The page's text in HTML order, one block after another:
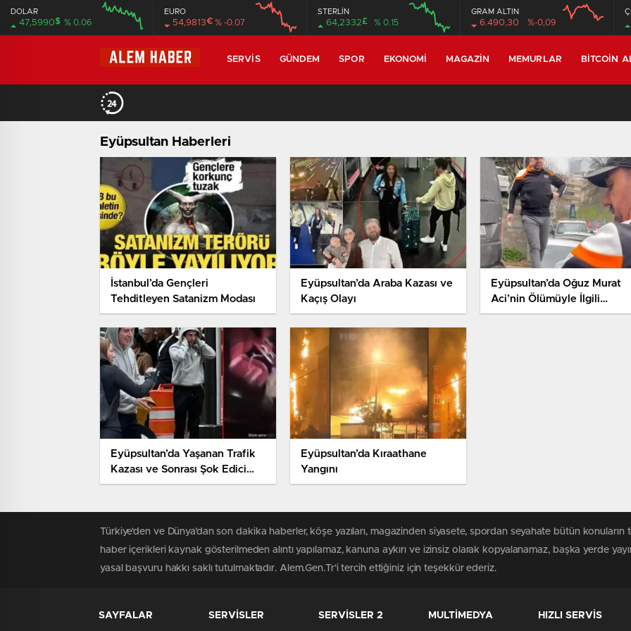
DOLAR
47,5990$ % 0.06
EURO
54,9813€ % -0.07
STERLİN
64,2332£ % 0.15
GRAM ALTIN
6.490,30 %-0,09
SERVIS GÜNDEM SPOR EKONOMI MAGAZIN MEMURLAR BITCOIN
Eyüpsultan Haberleri
İstanbul’da Gençleri
Tehditleyen Satanizm Modası
Eyüpsultan’da Araba Kazası ve
Kaçış Olayı
Eyüpsultan’da Oğuz Murat
Aci’nin Ölümüyle İlgili
Gelişmeler
Eyüpsultan’da Yaşanan Trafik
Kazası ve Sonrası Şok Edici
Detaylar
Eyüpsultan’da Kıraathane
Yangını
Türkiye'den ve Dünya’dan son dakika haberler, köşe yazıları, magazinden siyasete, spordan seyahate bütün konuların
haber içerikleri kaynak gösterilmeden alıntı yapılamaz, kanuna aykırı ve izinsiz olarak kopyalanamaz, başka yerde
yasal başvuru hakkı saklı tutulmaktadır. Alem.Gen.Tr'i tercih ettiğiniz için teşekkür ederiz.
SAYFALAR SERVİSLER SERVİSLER 2 MULTİMEDYA HIZLI SERVİS